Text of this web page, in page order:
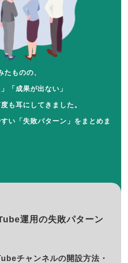
たものの、
」「成果が出ない」
も耳にしてきました。
い「失敗パターン」をまとめま
運用の失敗パターン
チャンネルの開設方法・